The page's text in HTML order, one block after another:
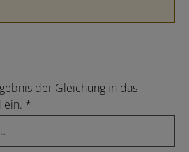
der Gleichung in das
ein. *